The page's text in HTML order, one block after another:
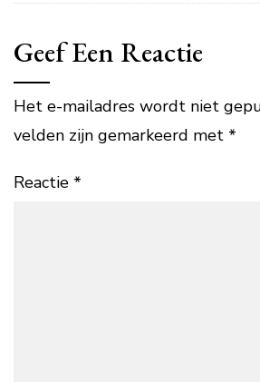
Geef Een Reactie
Het e-mailadres wordt niet
velden zijn gemarkeerd met *
Reactie *